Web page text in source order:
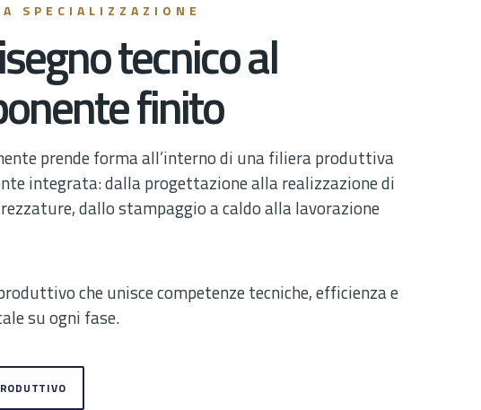
SPECIALIZZAZIONE
tecnico al
finito
prende forma all’interno di una filiera produttiva
integrata: dalla progettazione alla realizzazione di
dallo stampaggio a caldo alla lavorazione
che unisce competenze tecniche, efficienza e
su ogni fase.